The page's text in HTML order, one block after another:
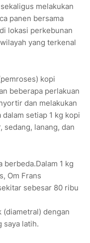
melakukan
panen bersama
lokasi perkebunan
yang terkenal
kopi
beberapa perlakuan
dan melakukan
setiap 1 kg kopi
sedang, lanang, dan
1 kg
Om Frans
sebesar 80 ribu
dengan
saya latih.